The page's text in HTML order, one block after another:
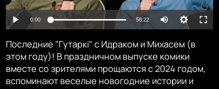
Auto
0:00 58:22
480p
720p
Последние "Гутаркі" с Идраком и Михасем (в
этом году)! В праздничном выпуске комики
вместе со зрителями прощаются с 2024 годом,
вспоминают веселые новогодние истории и